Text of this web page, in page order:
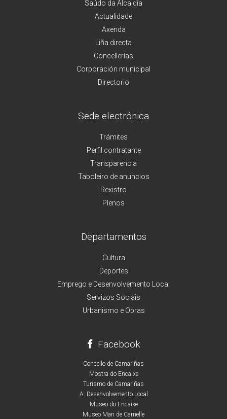
Saúdo da Alcaldía
Actualidade
Axenda
Liña directa
Concellerías
Corporación municipal
Directorio
Sede electrónica
Trámites
Perfil contratante
Transparencia
Taboleiro de anuncios
Rexistro
Plenos
Departamentos
Cultura
Deportes
Emprego e Desenvolvemento Local
Servizos Sociais
Urbanismo e Obras
Facebook
Concello de Camariñas
Mostra do Encaixe
Turismo de Camariñas
A. Desenvolvemento Local
Museo do Encaixe
Museo Man de Camelle